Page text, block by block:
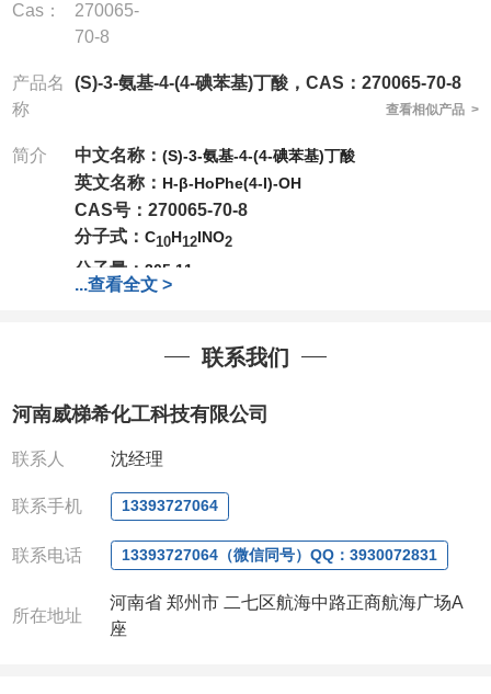
Cas：
270065-
70-8
产品名
称
(S)-3-氨基-4-(4-碘苯基)丁酸，CAS：270065-70-8
查看相似产品 >
简介 中文名称： (S)-3-氨基-4-(4-碘苯基)丁酸
英文名称： H-β-HoPhe(4-I)-OH
CAS号：270065-70-8
分子式： C10H12INO2
分子量： 305.11
公司 拥有一批长期从事精细化学品开发和生产的高级
店铺内只有部分产品，如需其他产品也可咨询定制！
产品详细价格、规格等请直接联系：
联系人：吴经理
:13393727064
电或者QQ、微信联系)
款，如果您在工作中有用到的试剂，欢迎您随时
迎来电咨询相关产品，具体价格和优惠请联系或电
...查看全文 >
联系我们
河南威梯希化工科技有限公司
联系人 沈经理
联系手机 13393727064
联系电话 13393727064（微信同号）QQ：3930072831
所在地址
河南省 郑州市 二七区航海中路正商航海广场A
座